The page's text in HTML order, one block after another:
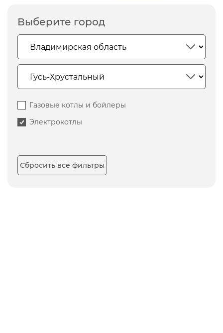
Выберите город
Газовые котлы и бойлеры
Электрокотлы
Сбросить все фильтры